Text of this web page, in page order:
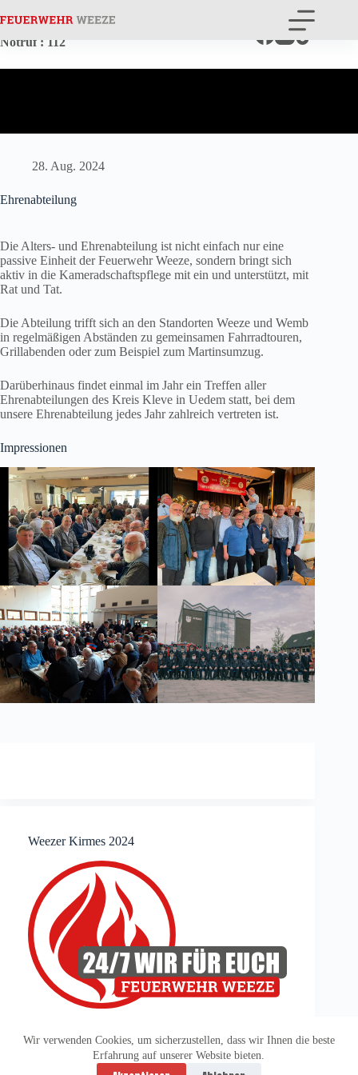
Inhalt
Wir verwenden Cookies, um sicherzustellen, dass wir Ihnen die beste
Erfahrung auf unserer Website bieten.
Notruf : 112
28. Aug. 2024
Ehrenabteilung
Die Alters- und Ehrenabteilung ist nicht einfach nur eine
passive Einheit der Feuerwehr Weeze, sondern bringt sich
aktiv in die Kameradschaftspflege mit ein und unterstützt, mit
Rat und Tat.
Die Abteilung trifft sich an den Standorten Weeze und Wemb
in regelmäßigen Abständen zu gemeinsamen Fahrradtouren,
Grillabenden oder zum Beispiel zum Martinsumzug.
Darüberhinaus findet einmal im Jahr ein Treffen aller
Ehrenabteilungen des Kreis Kleve in Uedem statt, bei dem
unsere Ehrenabteilung jedes Jahr zahlreich vertreten ist.
Impressionen
Weezer Kirmes 2024
Datenschutzerklärung Impressum